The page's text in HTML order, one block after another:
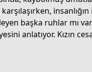
başka ruhlar mı
anlatıyor. Kızın